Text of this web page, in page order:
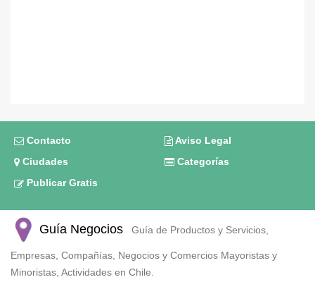
Contacto
Aviso Legal
Ciudades
Categorías
Publicar Gratis
Guía Negocios Guía de Productos y Servicios,
Empresas, Compañías, Negocios y Comercios Mayoristas y
Minoristas, Actividades en Chile.